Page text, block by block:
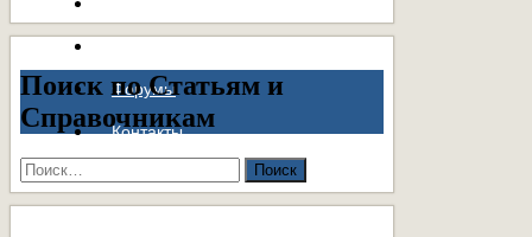
Форумы
Контакты
Поиск по Статьям и
Справочникам
Найти: